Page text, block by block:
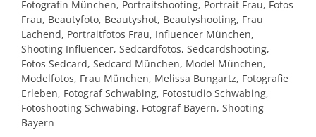
Fotografin München, Portraitshooting, Portrait Frau, Fotos
Frau, Beautyfoto, Beautyshot, Beautyshooting, Frau
Lachend, Portraitfotos Frau, Influencer München,
Shooting Influencer, Sedcardfotos, Sedcardshooting,
Fotos Sedcard, Sedcard München, Model München,
Modelfotos, Frau München, Melissa Bungartz, Fotografie
Erleben, Fotograf Schwabing, Fotostudio Schwabing,
Fotoshooting Schwabing, Fotograf Bayern, Shooting
Bayern